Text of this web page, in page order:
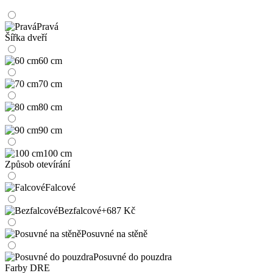
Pravá
Šířka dveří
60 cm
70 cm
80 cm
90 cm
100 cm
Způsob otevírání
Falcové
Bezfalcové+687 Kč
Posuvné na stěně
Posuvné do pouzdra
Farby DRE